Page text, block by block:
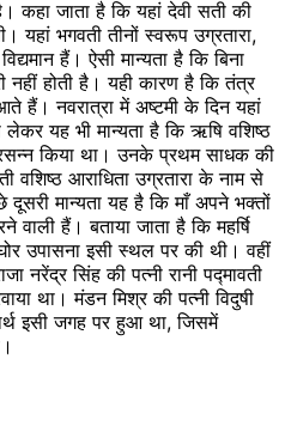
कहा जाता है कि यहां देवी सती की
यहां भगवती तीनों स्वरूप उग्रतारा,
हैं। ऐसी मान्यता है कि बिना
नहीं होती है। यही कारण है कि तंत्र
हैं। नवरात्रा में अष्टमी के दिन यहां
यह भी मान्यता है कि ऋषि वशिष्ठ
किया था। उनके प्रथम साधक की
वशिष्ठ आराधिता उग्रतारा के नाम से
दूसरी मान्यता यह है कि माँ अपने भक्तों
हैं। बताया जाता है कि महर्षि
उपासना इसी स्थल पर की थी। वहीं
नरेंद्र सिंह की पत्नी रानी पद्मावती
था। मंडन मिश्र की पत्नी विदुषी
इसी जगह पर हुआ था, जिसमें